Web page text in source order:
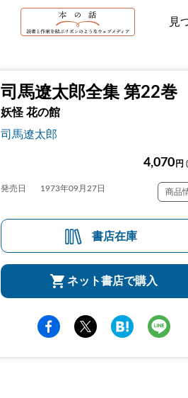
見
司馬遼太郎全集 第22巻
妖怪 花の館
司馬遼太郎
4,070 円
発売日 1973年09月27日 商品
書店在庫
ネット書店で購入